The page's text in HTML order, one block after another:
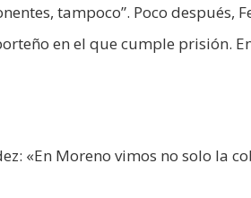
tampoco”. Poco después,
en el que cumple prisión.
«En Moreno vimos no solo la